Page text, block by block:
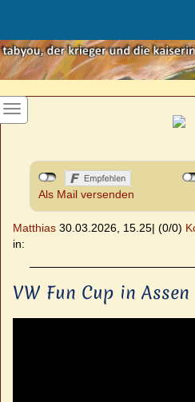
Als Mail versenden
Matthias 30.03.2026, 15.25| (0/0)
in:
VW Fun Cup in Assen